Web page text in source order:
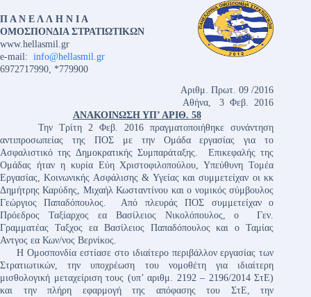
Π Α Ν Ε Λ Λ Η Ν Ι Α
ΟΜΟΣΠΟΝΔΙΑ ΣΤΡΑΤΙΩΤΙΚΩΝ
www.hellasmil.gr
e-mail: info@hellasmil.gr
6972717990, *779900
Αριθμ. Πρωτ. 09 /2016
Αθήνα, 3 Φεβ. 2016
ΑΝΑΚΟΙΝΩΣΗ ΥΠ’ ΑΡΙΘ. 58
Την Τρίτη 2 Φεβ. 2016 πραγματοποιήθηκε συνάντηση
αντιπροσωπείας της ΠΟΣ με την Ομάδα εργασίας για το
Ασφαλιστικό της Δημοκρατικής Συμπαράταξης. Επικεφαλής της
Ομάδας ήταν η κυρία Εύη Χριστοφιλοπούλου, Υπεύθυνη Τομέα
Εργασίας, Κοινωνικής Ασφάλισης & Υγείας και συμμετείχαν οι κκ
Δημήτρης Καρύδης, Μιχαήλ Κωσταντίνου και ο νομικός σύμβουλος
Γεώργιος Παπαδόπουλος. Από πλευράς ΠΟΣ συμμετείχαν ο
Πρόεδρος Ταξίαρχος εα Βασίλειος Νικολόπουλος, ο Γεν.
Γραμματέας Ταξχος εα Βασίλειος Παπαδόπουλος και ο Ταμίας
Αντγος εα Κων/νος Βερνίκος.
Η Ομοσπονδία εστίασε στο ιδιαίτερο περιβάλλον εργασίας των
Στρατιωτικών, την υποχρέωση του νομοθέτη για ιδιαίτερη
μισθολογική μεταχείριση τους (υπ’ αριθμ. 2192 – 2196/2014 ΣτΕ)
και την πλήρη εφαρμογή της απόφασης του ΣτΕ, την